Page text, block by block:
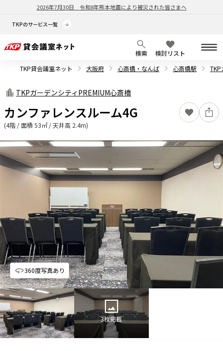
2026年7月30日 令和8年熊本地震により被災された皆さまへ
TKPのサービス一覧
検索
検討リスト
TKP貸会議室ネット
大阪府 心斎橋・なんば 心斎橋駅 TKP
TKPガーデンシティPREMIUM心斎橋
カンファレンスルーム4G
(4階 / 面積 53㎡ / 天井高 2.4m)
360度写真あり
3枚掲載